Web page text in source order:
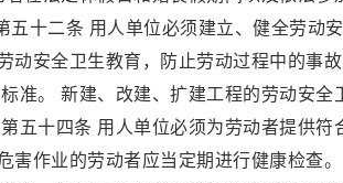
十二条 用人单位必须建立、健全劳动
动安全卫生教育，防止劳动过程中的事
准。 新建、改建、扩建工程的劳动安全
五十四条 用人单位必须为劳动者提供符
害作业的劳动者应当定期进行健康检查